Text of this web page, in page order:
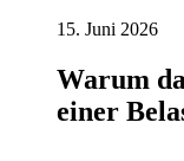
15. Juni 2026
Warum
einer